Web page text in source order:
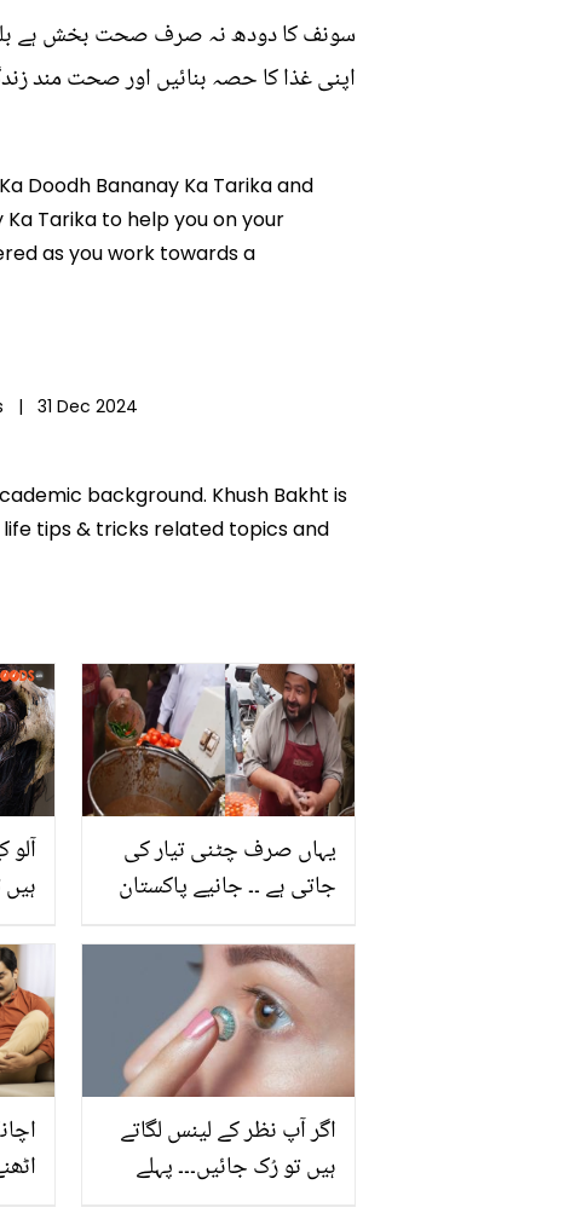
سونف کا دودھ نہ صرف صحت بخش ہے
اپنی غذا کا حصہ بنائیں اور صحت مند
Doodh Bananay Ka Tarika and
Tarika to help you on your
as you work towards a
| 31 Dec 2024
background. Khush Bakht is
tips & tricks related topics and
یہاں صرف چٹنی تیار کی
جاتی ہے ۔۔ جانیے پاکستان
میں، جہاں چٹنی خریدنے
کے لیے لوگ لڑ جاتے ہیں
اگر آپ نظر کے لینس لگاتے
ہیں تو رُک جائیں۔۔۔ پہلے